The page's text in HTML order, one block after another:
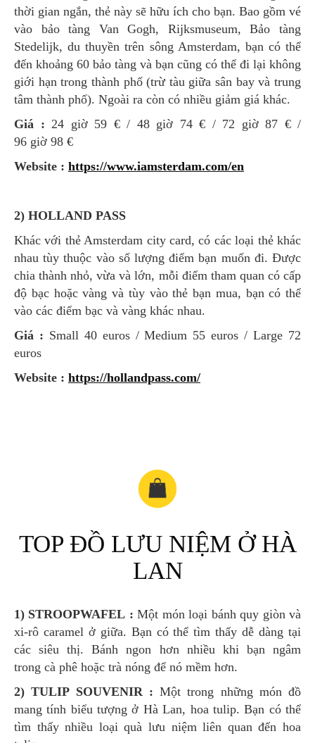
thời gian ngắn, thẻ này sẽ hữu ích cho bạn. Bao gồm vé
vào bảo tàng Van Gogh, Rijksmuseum, Bảo tàng
Stedelijk, du thuyền trên sông Amsterdam, bạn có thể
đến khoảng 60 bảo tàng và bạn cũng có thể đi lại không
giới hạn trong thành phố (trừ tàu giữa sân bay và trung
tâm thành phố). Ngoài ra còn có nhiều giảm giá khác.
Giá : 24 giờ 59 € / 48 giờ 74 € / 72 giờ 87 € /
96 giờ 98 €
Website : https://www.iamsterdam.com/en
2) HOLLAND PASS
Khác với thẻ Amsterdam city card, có các loại thẻ khác
nhau tùy thuộc vào số lượng điểm bạn muốn đi. Được
chia thành nhỏ, vừa và lớn, mỗi điểm tham quan có cấp
độ bạc hoặc vàng và tùy vào thẻ bạn mua, bạn có thể
vào các điểm bạc và vàng khác nhau.
Giá : Small 40 euros / Medium 55 euros / Large 72
euros
Website : https://hollandpass.com/
TOP ĐỒ LƯU NIỆM Ở HÀ
LAN
1) STROOPWAFEL : Một món loại bánh quy giòn và
xi-rô caramel ở giữa. Bạn có thể tìm thấy dễ dàng tại
các siêu thị. Bánh ngon hơn nhiều khi bạn ngâm
trong cà phê hoặc trà nóng để nó mềm hơn.
2) TULIP SOUVENIR : Một trong những món đồ
mang tính biểu tượng ở Hà Lan, hoa tulip. Bạn có thể
tìm thấy nhiều loại quà lưu niệm liên quan đến hoa